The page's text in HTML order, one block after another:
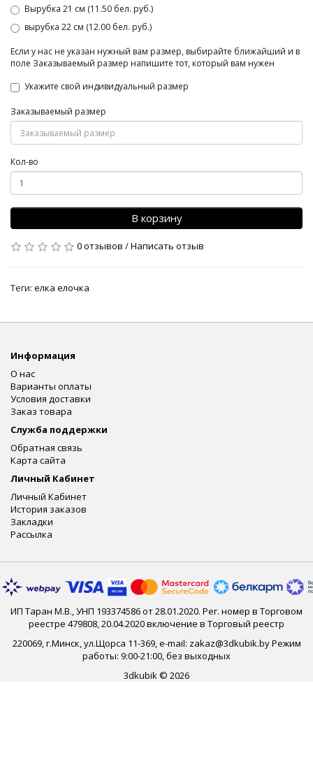
Вырубка 21 см (11.50 бел. руб.)
вырубка 22 см (12.00 бел. руб.)
Если у нас не указан нужный вам размер, выбирайте ближайший и в
поле Заказываемый размер напишите тот, который вам нужен
Укажите свой индивидуальный размер
Заказываемый размер
Кол-во
В корзину
0 отзывов /Написать отзыв
Теги: елка елочка
Информация
О нас
Варианты оплаты
Условия доставки
Заказ товара
Служба поддержки
Обратная связь
Карта сайта
Личный Кабинет
Личный Кабинет
История заказов
Закладки
Рассылка
ИП Таран М.В., УНП 193374586 от 28.01.2020. Рег. номер в Торговом
реестре 479808, 20.04.2020 включение в Торговый реестр
220069, г.Минск, ул.Щорса 11-369, e-mail: zakaz@3dkubik.by Режим
работы: 9:00-21:00, без выходных
3dkubik © 2026